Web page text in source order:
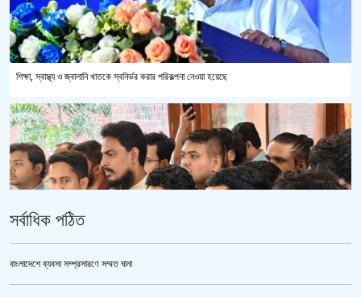
শিক্ষা, স্বাস্থ্য ও জ্বালানি খাতকে স্বনির্ভর করার পরিকল্পনা নেওয়া হয়েছে
সর্বাধিক পঠিত
বাংলাদেশে ব্যবসা সম্প্রসারণে সম্মত ঘানা